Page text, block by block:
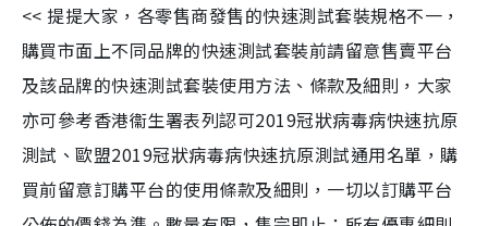
<< 提提大家，各零售商發售的快速測試套裝規格不一，
購買市面上不同品牌的快速測試套裝前請留意售賣平台
及該品牌的快速測試套裝使用方法、條款及細則，大家
亦可參考香港衞生署表列認可2019冠狀病毒病快速抗原
測試、歐盟2019冠狀病毒病快速抗原測試通用名單，購
買前留意訂購平台的使用條款及細則，一切以訂購平台